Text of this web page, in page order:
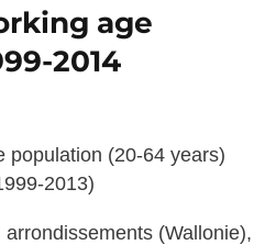
age
2014
population (20-64 years)
2013)
(Wallonie),